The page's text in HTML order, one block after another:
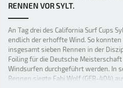
RENNEN VOR SYLT.
An Tag drei des California Surf Cups
endlich der erhoffte Wind. So konnten
insgesamt sieben Rennen in der
Foiling für die Deutsche Meisterschaft
Windsurfen durchgeführt werden. In
Rennen siegte Fabi Wolf (GER-404)